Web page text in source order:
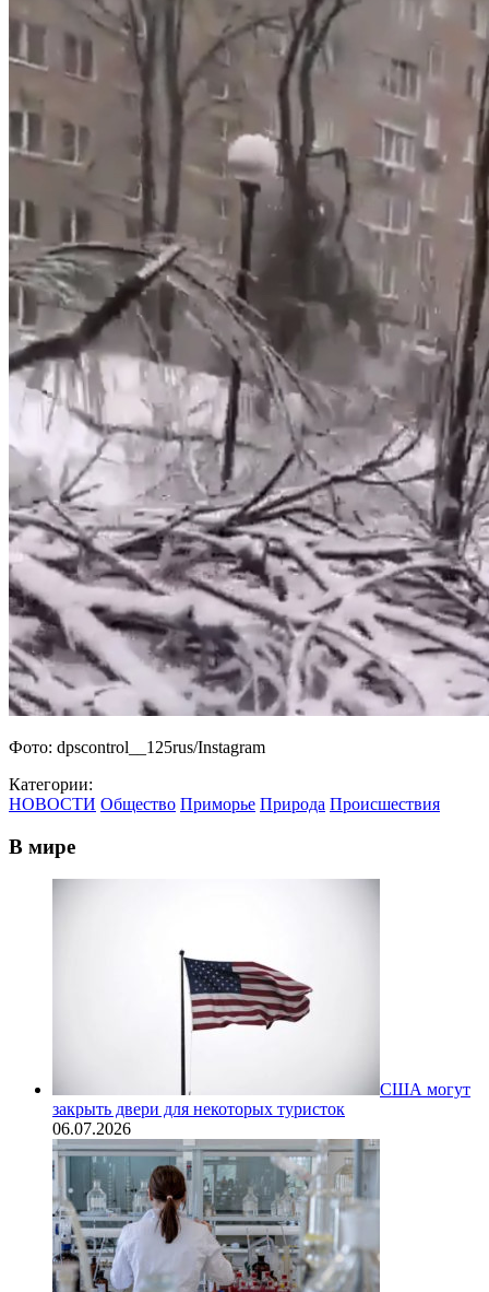
Фото: dpscontrol__125rus/Instagram
Категории:
НОВОСТИ Общество Приморье Природа Происшествия
В мире
США могут
закрыть двери для некоторых туристок
06.07.2026